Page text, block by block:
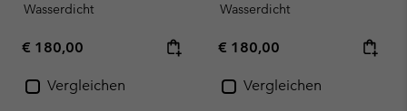
Wasserdicht
Regular price:
€ 180,00
Vergleichen
Wasserdicht
Regular price:
€ 180,00
Vergleichen